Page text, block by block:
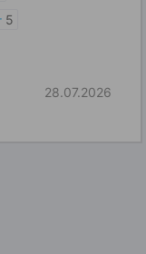
5
28.07.2026